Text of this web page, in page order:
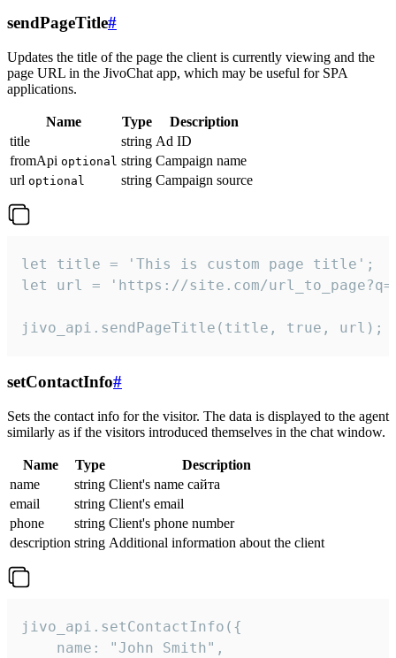
sendPageTitle#
Updates the title of the page the client is currently viewing and the
page URL in the JivoChat app, which may be useful for SPA
applications.
Name Type
Description
title
string Ad ID
fromApi optional string Campaign name
url optional string Campaign source
let title = 'This is custom page title';
let url = 'https://site.com/
jivo_api.sendPageTitle(title, true, url);
setContactInfo#
Sets the contact info for the visitor. The data is displayed to the agent
similarly as if the visitors introduced themselves in the chat window.
Name Type
Description
name
string Client's name сайта
email
string Client's email
phone
string Client's phone number
description string Additional information about the client
jivo_api.setContactInfo({
    name: "John Smith",